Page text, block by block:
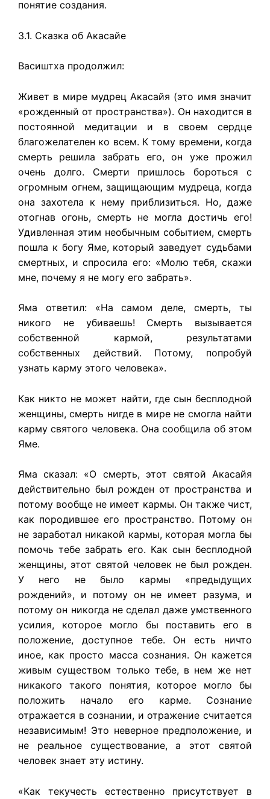
понятие создания.
3.1. Сказка об Акасайе
Васиштха продолжил:
Живет в мире мудрец Акасайя (это имя значит
«рожденный от пространства»). Он находится в
постоянной медитации и в своем сердце
благожелателен ко всем. К тому времени, когда
смерть решила забрать его, он уже прожил
очень долго. Смерти пришлось бороться с
огромным огнем, защищающим мудреца, когда
она захотела к нему приблизиться. Но, даже
отогнав огонь, смерть не могла достичь его!
Удивленная этим необычным событием, смерть
пошла к богу Яме, который заведует судьбами
смертных, и спросила его: «Молю тебя, скажи
мне, почему я не могу его забрать».
Яма ответил: «На самом деле, смерть, ты
никого не убиваешь! Смерть вызывается
собственной кармой, результатами
собственных действий. Потому, попробуй
узнать карму этого человека».
Как никто не может найти, где сын бесплодной
женщины, смерть нигде в мире не смогла найти
карму святого человека. Она сообщила об этом
Яме.
Яма сказал: «О смерть, этот святой Акасайя
действительно был рожден от пространства и
потому вообще не имеет кармы. Он также чист,
как породившее его пространство. Потому он
не заработал никакой кармы, которая могла бы
помочь тебе забрать его. Как сын бесплодной
женщины, этот святой человек не был рожден.
У него не было кармы «предыдущих
рождений», и потому он не имеет разума, и
потому он никогда не сделал даже умственного
усилия, которое могло бы поставить его в
положение, доступное тебе. Он есть ничто
иное, как просто масса сознания. Он кажется
живым существом только тебе, в нем же нет
никакого такого понятия, которое могло бы
положить начало его карме. Сознание
отражается в сознании, и отражение считается
независимым! Это неверное предположение, и
не реальное существование, а этот святой
человек знает эту истину.
«Как текучесть естественно присутствует в